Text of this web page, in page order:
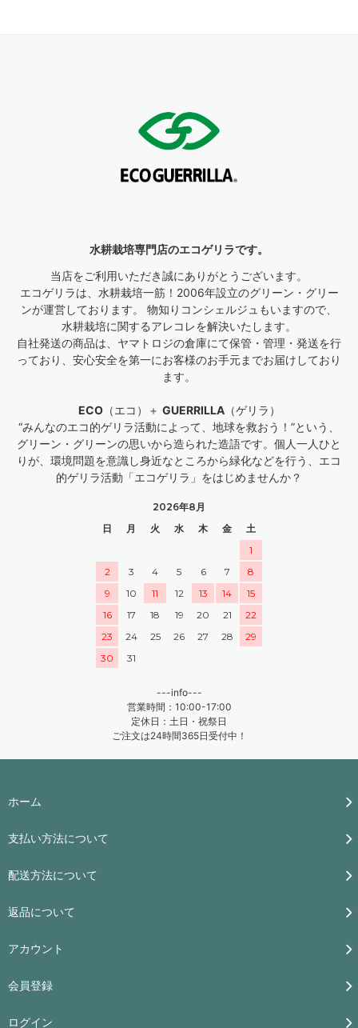
水耕栽培専門店のエコゲリラです。
当店をご利用いただき誠にありがとうございます。
エコゲリラは、水耕栽培一筋！2006年設立のグリーン・グリー
ンが運営しております。 物知りコンシェルジュもいますので、
水耕栽培に関するアレコレを解決いたします。
自社発送の商品は、ヤマトロジの倉庫にて保管・管理・発送を行
っており、安心安全を第一にお客様のお手元までお届けしており
ます。
ECO（エコ）＋ GUERRILLA（ゲリラ）
“みんなのエコ的ゲリラ活動によって、地球を救おう！”という、
グリーン・グリーンの思いから造られた造語です。個人一人ひと
りが、環境問題を意識し身近なところから緑化などを行う、エコ
的ゲリラ活動「エコゲリラ」をはじめませんか？
2026年8月
日
月 火 水 木 金
土
1
2
3 4 5 6 7
8
9
10 11 12 13 14
15
16
17 18 19 20 21
22
23
24 25 26 27 28
29
30
31
---info---
営業時間：10:00-17:00
定休日：土日・祝祭日
ご注文は24時間365日受付中！
ホーム
支払い方法について
配送方法について
返品について
アカウント
会員登録
ログイン